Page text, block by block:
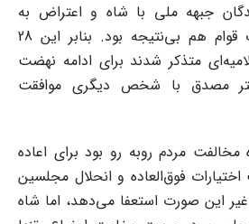
جبهه ملی با شاه و اعتراض به
غیرقانونی بودن انتخاب قوام هم بی‌نتیجه بود. بنابر این 28
متذکر شدند برای ادامه نهضت
مصدق با شخص دیگری موافقت
مردم روبه رو بود برای اعاده
فوق‌العاده و انحلال مجلسین
غیر این صورت استعفا می‌دهد، اما شاه